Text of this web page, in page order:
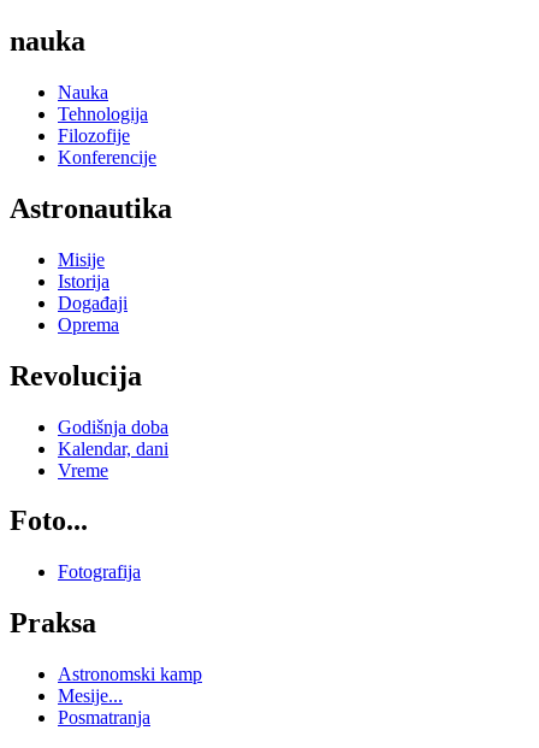
nauka
Nauka
Tehnologija
Filozofije
Konferencije
Astronautika
Misije
Istorija
Događaji
Oprema
Revolucija
Godišnja doba
Kalendar, dani
Vreme
Foto...
Fotografija
Praksa
Astronomski kamp
Mesije...
Posmatranja